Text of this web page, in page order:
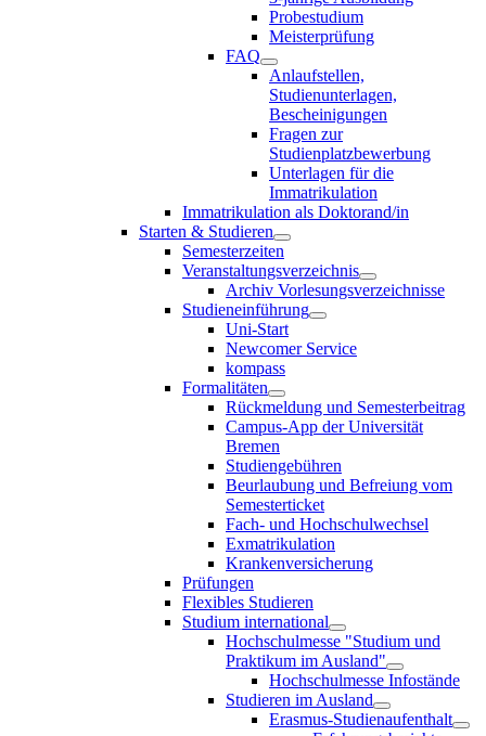
Probestudium
Meisterprüfung
FAQ
Anlaufstellen,
Studienunterlagen,
Bescheinigungen
Fragen zur
Studienplatzbewerbung
Unterlagen für die
Immatrikulation
Immatrikulation als Doktorand/in
Starten & Studieren
Semesterzeiten
Veranstaltungsverzeichnis
Archiv Vorlesungsverzeichnisse
Studieneinführung
Uni-Start
Newcomer Service
kompass
Formalitäten
Rückmeldung und Semesterbeitrag
Campus-App der Universität
Bremen
Studiengebühren
Beurlaubung und Befreiung vom
Semesterticket
Fach- und Hochschulwechsel
Exmatrikulation
Krankenversicherung
Prüfungen
Flexibles Studieren
Studium international
Hochschulmesse "Studium und
Praktikum im Ausland"
Hochschulmesse Infostände
Studieren im Ausland
Erasmus-Studienaufenthalt